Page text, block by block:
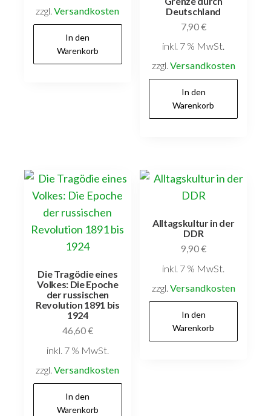
zzgl.Versandkosten
In den
Warenkorb
Deutschland
7,90€
inkl. 7 % MwSt.
zzgl. Versandkosten
In den
Warenkorb
Die Tragödie eines
Volkes: Die Epoche
der russischen
Revolution 1891 bis
1924
46,60€
inkl. 7 % MwSt.
zzgl.Versandkosten
In den
Warenkorb
Alltagskultur in der
DDR
9,90€
inkl. 7 % MwSt.
zzgl. Versandkosten
In den
Warenkorb